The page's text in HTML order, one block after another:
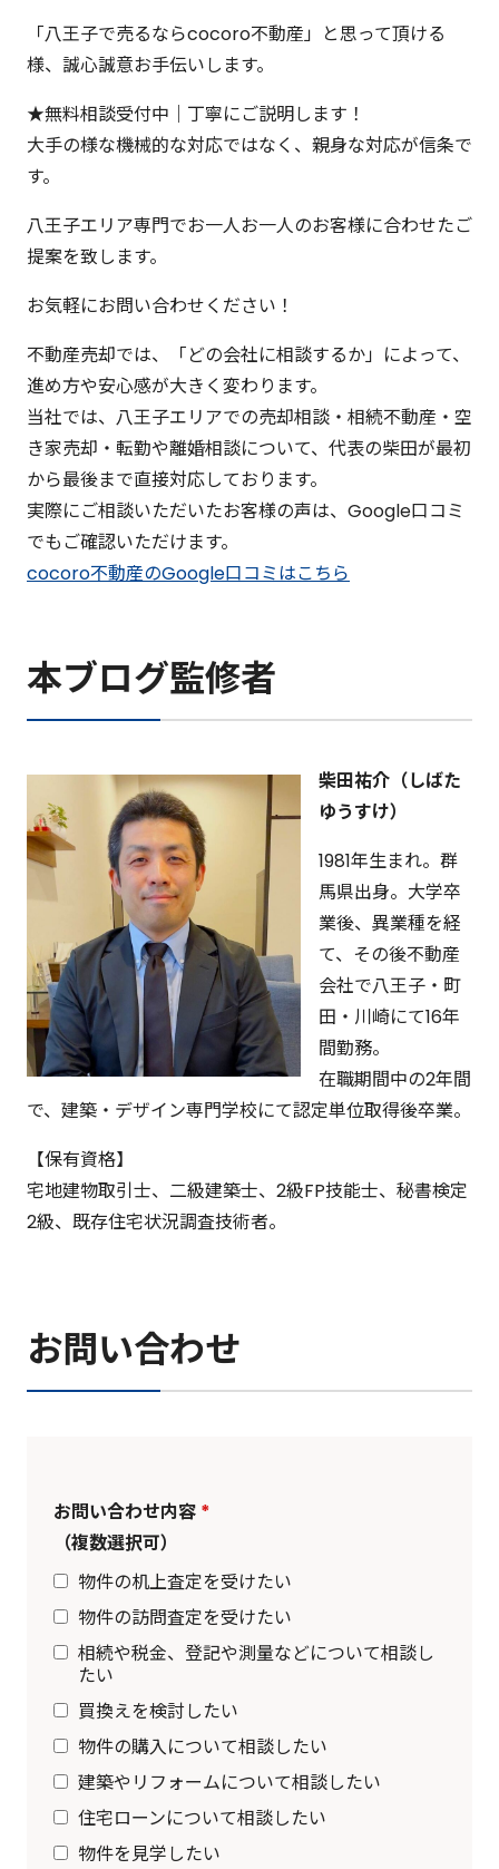
「八王子で売るならcocoro不動産」と思って頂ける
様、誠心誠意お手伝いします。
★無料相談受付中｜丁寧にご説明します！
大手の様な機械的な対応ではなく、親身な対応が信条で
す。
八王子エリア専門でお一人お一人のお客様に合わせたご
提案を致します。
お気軽にお問い合わせください！
不動産売却では、「どの会社に相談するか」によって、
進め方や安心感が大きく変わります。
当社では、八王子エリアでの売却相談・相続不動産・空
き家売却・転勤や離婚相談について、代表の柴田が最初
から最後まで直接対応しております。
実際にご相談いただいたお客様の声は、Google口コミ
でもご確認いただけます。
cocoro不動産のGoogle口コミはこちら
本ブログ監修者
柴田祐介（しばた
ゆうすけ）
1981年生まれ。群
馬県出身。大学卒
業後、異業種を経
て、その後不動産
会社で八王子・町
田・川崎にて16年
間勤務。
在職期間中の2年間
で、建築・デザイン専門学校にて認定単位取得後卒業。
【保有資格】
宅地建物取引士、二級建築士、2級FP技能士、秘書検定
2級、既存住宅状況調査技術者。
お問い合わせ
お問い合わせ内容
（複数選択可）
*
物件の机上査定を受けたい
物件の訪問査定を受けたい
相続や税金、登記や測量などについて相談し
たい
買換えを検討したい
物件の購入について相談したい
建築やリフォームについて相談したい
住宅ローンについて相談したい
物件を見学したい